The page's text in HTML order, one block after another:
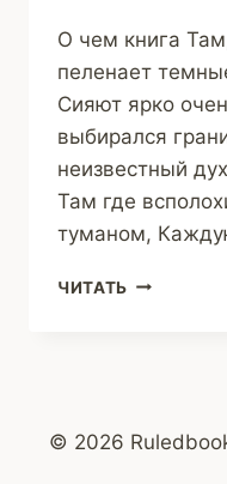
О чем книга
пеленает
Сияют ярко
выбирался
неизвестный
Там где
туманом,
ЧИТАТЬ
© 2026